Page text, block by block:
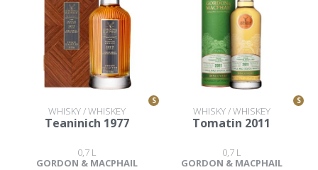
S
WHISKY / WHISKEY
Teaninich 1977
0,7 L
GORDON & MACPHAIL
S
WHISKY / WHISKEY
Tomatin 2011
0,7 L
GORDON & MACPHAIL